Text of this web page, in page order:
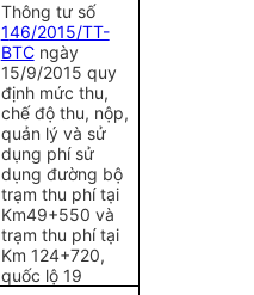
Thông tư số
146/2015/TT-
BTCngày
15/9/2015 quy
định mức thu,
chế độ thu, nộp,
quản lý và sử
dụng phí sử
dụng đường bộ
trạm thu phí tại
Km49+550 và
trạm thu phí tại
Km 124+720,
quốc lộ 19